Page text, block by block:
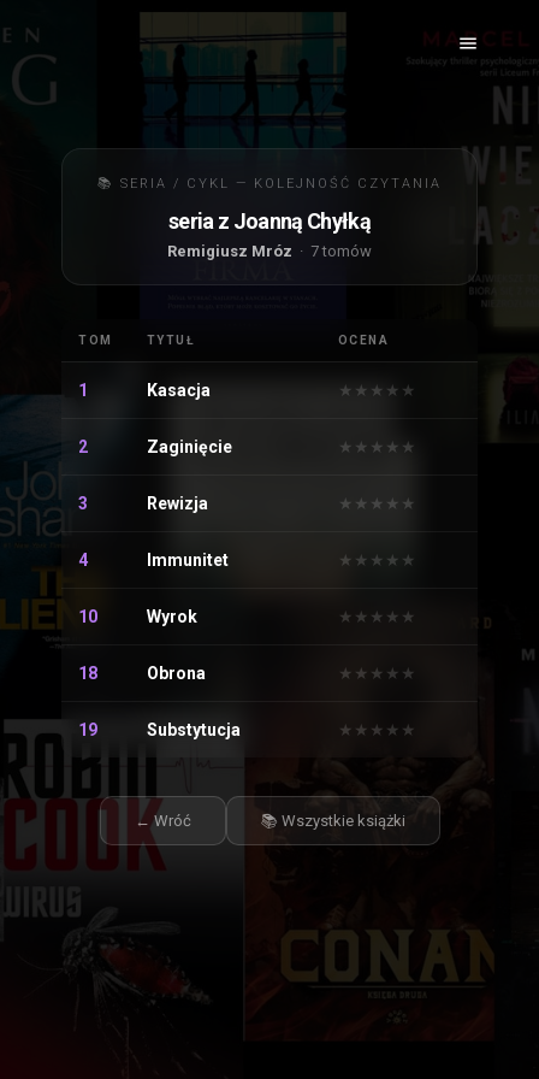
📚 SERIA / CYKL — KOLEJNOŚĆ CZYTANIA
seria z Joanną Chyłką
Remigiusz Mróz · 7 tomów
TOM TYTUŁ OCENA
1 Kasacja ★
★ ★
★ ★
★ ★
★ ★
★
2 Zaginięcie ★
★ ★
★ ★
★ ★
★ ★
★
3 Rewizja ★
★ ★
★ ★
★ ★
★ ★
★
4 Immunitet ★
★ ★
★ ★
★ ★
★ ★
★
10 Wyrok ★
★ ★
★ ★
★ ★
★ ★
★
18 Obrona ★
★ ★
★ ★
★ ★
★ ★
★
19 Substytucja ★
★ ★
★ ★
★ ★
★ ★
★
← Wróć 📚 Wszystkie książki